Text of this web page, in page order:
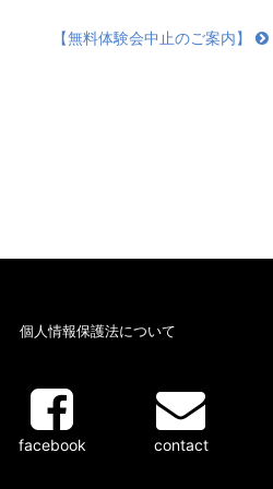
【無料体験会中止のご案内】
個人情報保護法について
facebook contact